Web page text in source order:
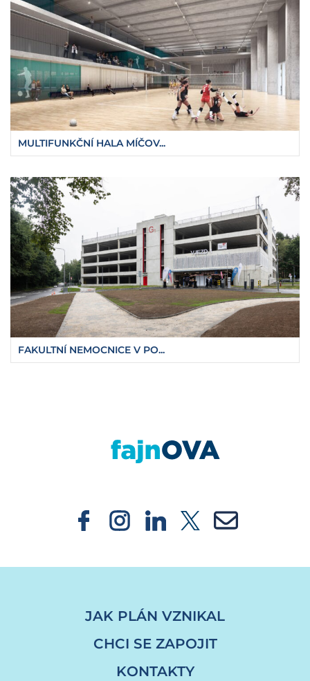
MULTIFUNKČNÍ HALA MÍČOV...
FAKULTNÍ NEMOCNICE V PO...
JAK PLÁN VZNIKAL
CHCI SE ZAPOJIT
KONTAKTY